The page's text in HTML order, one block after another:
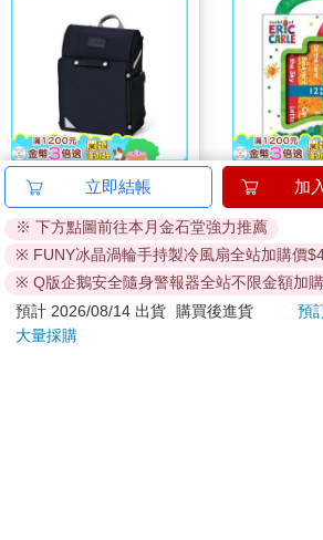
【PUGO】聰明書包
3.0 plus(中低年級)酷
黑 全新進化玩美上市
折 特價 4161 元
加入購物車
World of
My First
Book Block
9 折
立即
立即結帳 加
※ 下方點圖前往本月金石堂強力推薦
※ FUNY冰晶渦輪手持製冷風扇全站加購價
※ Q版企鵝安全隨身警報器全站不限金額加
預計 2026/08/14 出貨
購買後進貨 預
大量採購